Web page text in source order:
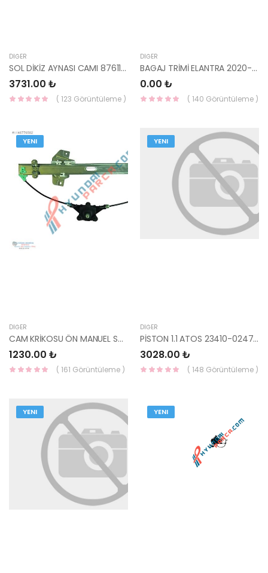
DIĞER
SOL DİKİZ AYNASI CAMI 87611-J9130-HMC
3731.00 ₺
( 123 Görüntüleme )
DIĞER
BAGAJ TRİMİ ELANTRA 2020- 81051-AA000-HMC
0.00 ₺
( 140 Görüntüleme )
YENI
DIĞER
CAM KRİKOSU ÖN MANUEL SOL ERA/RİO 82401-1G000-HMC
1230.00 ₺
( 161 Görüntüleme )
YENI
DIĞER
PİSTON 1.1 ATOS 23410-02470-HMC
3028.00 ₺
( 148 Görüntüleme )
YENI YENI